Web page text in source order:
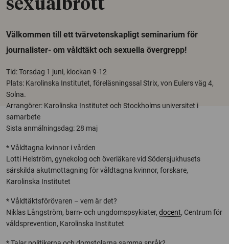
sexualbrott ­
Välkommen till ett tvärvetenskapligt seminarium för
journalister- om våldtäkt och sexuella övergrepp!
Tid: Torsdag 1 juni, klockan 9-12
Plats: Karolinska Institutet, föreläsningssal Strix, von Eulers väg 4,
Solna.
Arrangörer: Karolinska Institutet och Stockholms universitet i
samarbete
Sista anmälningsdag: 28 maj
* Våldtagna kvinnor i vården
Lotti Helström, gynekolog och överläkare vid Södersjukhusets
särskilda akutmottagning för våldtagna kvinnor, forskare,
Karolinska Institutet
* Våldtäktsförövaren – vem är det?
Niklas Långström, barn- och ungdomspsykiater, docent, Centrum för
våldsprevention, Karolinska Institutet